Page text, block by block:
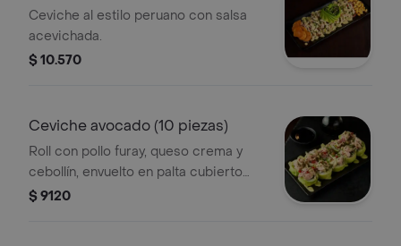
Ceviche al estilo peruano con salsa
acevichada.
$ 10.570
Ceviche avocado (10 piezas)
Roll con pollo furay, queso crema y
cebollín, envuelto en palta cubierto
con ceviche kami.
$ 9120